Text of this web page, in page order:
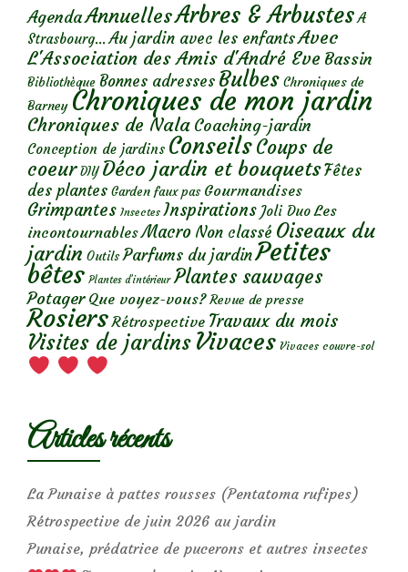
AgendaAnnuellesArbres & Arbustes A
Strasbourg... Au jardin avec les enfantsAvec
L'Association des Amis d'André Eve Bassin
Bibliothèque Bonnes adresses Bulbes Chroniques de
Barney Chroniques de mon jardin
Chroniques de Nala Coaching-jardin
Conception de jardins ConseilsCoups de
coeur DIY Déco jardin et bouquetsFêtes
des plantes Garden faux pas Gourmandises
Grimpantes Insectes Inspirations Joli Duo Les
incontournables Macro Non classé Oiseaux du
jardin Outils Parfums du jardinPetites
bêtes Plantes d’intérieur Plantes sauvages
Potager Que voyez-vous? Revue de presse
Rosiers Rétrospective Travaux du mois
Visites de jardins Vivaces Vivaces couvre-sol
Articles récents
La Punaise à pattes rousses (Pentatoma rufipes)
Rétrospective de juin 2026 au jardin
Punaise, prédatrice de pucerons et autres insectes